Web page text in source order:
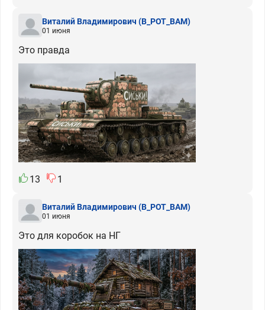
Виталий Владимирович (B_POT_BAM)
01 июня
Это правда
13 1
Виталий Владимирович (B_POT_BAM)
01 июня
Это для коробок на НГ